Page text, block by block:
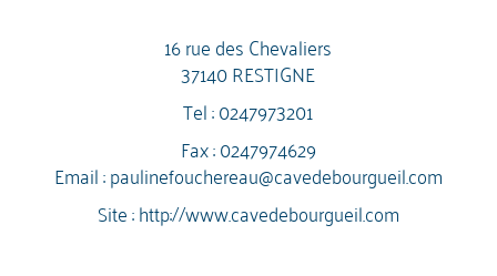
16 rue des Chevaliers
37140 RESTIGNE
Tel :0247973201
Fax : 0247974629
Email :paulinefouchereau@cavedebourgueil.com
Site :http://www.cavedebourgueil.com